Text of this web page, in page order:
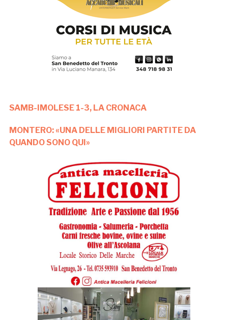
SAMB-IMOLESE 1-3, LA CRONACA
MONTERO: «UNA DELLE MIGLIORI PARTITE DA
QUANDO SONO QUI»